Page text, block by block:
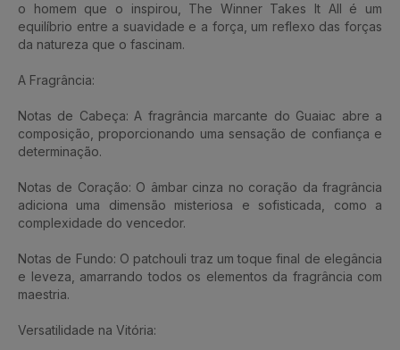
o homem que o inspirou, The Winner Takes It All é um
equilíbrio entre a suavidade e a força, um reflexo das forças
da natureza que o fascinam.
A Fragrância:
Notas de Cabeça: A fragrância marcante do Guaiac abre a
composição, proporcionando uma sensação de confiança e
determinação.
Notas de Coração: O âmbar cinza no coração da fragrância
adiciona uma dimensão misteriosa e sofisticada, como a
complexidade do vencedor.
Notas de Fundo: O patchouli traz um toque final de elegância
e leveza, amarrando todos os elementos da fragrância com
maestria.
Versatilidade na Vitória: